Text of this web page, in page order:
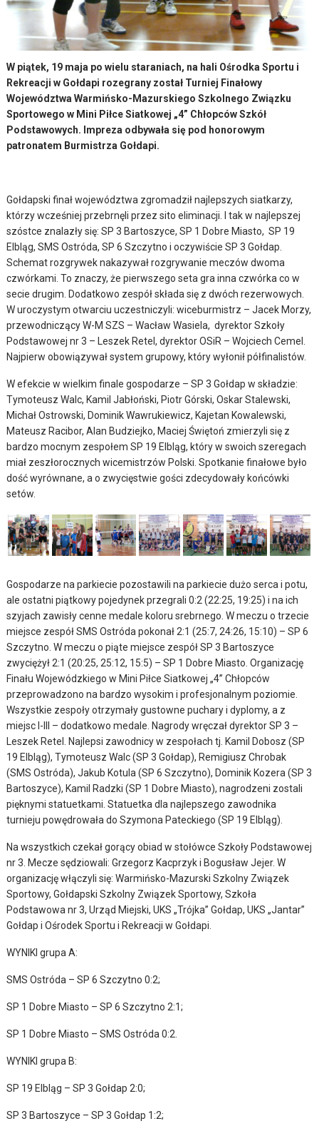
W piątek, 19 maja po wielu staraniach, na hali Ośrodka Sportu i
Rekreacji w Gołdapi rozegrany został Turniej Finałowy
Województwa Warmińsko-Mazurskiego Szkolnego Związku
Sportowego w Mini Piłce Siatkowej „4” Chłopców Szkół
Podstawowych. Impreza odbywała się pod honorowym
patronatem Burmistrza Gołdapi.
Gołdapski finał województwa zgromadził najlepszych siatkarzy,
którzy wcześniej przebrnęli przez sito eliminacji. I tak w najlepszej
szóstce znalazły się: SP 3 Bartoszyce, SP 1 Dobre Miasto, SP 19
Elbląg, SMS Ostróda, SP 6 Szczytno i oczywiście SP 3 Gołdap.
Schemat rozgrywek nakazywał rozgrywanie meczów dwoma
czwórkami. To znaczy, że pierwszego seta gra inna czwórka co w
secie drugim. Dodatkowo zespół składa się z dwóch rezerwowych.
W uroczystym otwarciu uczestniczyli: wiceburmistrz – Jacek Morzy,
przewodniczący W-M SZS – Wacław Wasiela, dyrektor Szkoły
Podstawowej nr 3 – Leszek Retel, dyrektor OSiR – Wojciech Cemel.
Najpierw obowiązywał system grupowy, który wyłonił półfinalistów.
W efekcie w wielkim finale gospodarze – SP 3 Gołdap w składzie:
Tymoteusz Walc, Kamil Jabłoński, Piotr Górski, Oskar Stalewski,
Michał Ostrowski, Dominik Wawrukiewicz, Kajetan Kowalewski,
Mateusz Racibor, Alan Budziejko, Maciej Świętoń zmierzyli się z
bardzo mocnym zespołem SP 19 Elbląg, który w swoich szeregach
miał zeszłorocznych wicemistrzów Polski. Spotkanie finałowe było
dość wyrównane, a o zwycięstwie gości zdecydowały końcówki
setów.
Gospodarze na parkiecie pozostawili na parkiecie dużo serca i potu,
ale ostatni piątkowy pojedynek przegrali 0:2 (22:25, 19:25) i na ich
szyjach zawisły cenne medale koloru srebrnego. W meczu o trzecie
miejsce zespół SMS Ostróda pokonał 2:1 (25:7, 24:26, 15:10) – SP 6
Szczytno. W meczu o piąte miejsce zespół SP 3 Bartoszyce
zwyciężył 2:1 (20:25, 25:12, 15:5) – SP 1 Dobre Miasto. Organizację
Finału Wojewódzkiego w Mini Piłce Siatkowej „4” Chłopców
przeprowadzono na bardzo wysokim i profesjonalnym poziomie.
Wszystkie zespoły otrzymały gustowne puchary i dyplomy, a z
miejsc I-III – dodatkowo medale. Nagrody wręczał dyrektor SP 3 –
Leszek Retel. Najlepsi zawodnicy w zespołach tj. Kamil Dobosz (SP
19 Elbląg), Tymoteusz Walc (SP 3 Gołdap), Remigiusz Chrobak
(SMS Ostróda), Jakub Kotula (SP 6 Szczytno), Dominik Kozera (SP 3
Bartoszyce), Kamil Radzki (SP 1 Dobre Miasto), nagrodzeni zostali
pięknymi statuetkami. Statuetka dla najlepszego zawodnika
turnieju powędrowała do Szymona Pateckiego (SP 19 Elbląg).
Na wszystkich czekał gorący obiad w stołówce Szkoły Podstawowej
nr 3. Mecze sędziowali: Grzegorz Kacprzyk i Bogusław Jejer. W
organizację włączyli się: Warmińsko-Mazurski Szkolny Związek
Sportowy, Gołdapski Szkolny Związek Sportowy, Szkoła
Podstawowa nr 3, Urząd Miejski, UKS „Trójka” Gołdap, UKS „Jantar”
Gołdap i Ośrodek Sportu i Rekreacji w Gołdapi.
WYNIKI grupa A:
SMS Ostróda – SP 6 Szczytno 0:2;
SP 1 Dobre Miasto – SP 6 Szczytno 2:1;
SP 1 Dobre Miasto – SMS Ostróda 0:2.
WYNIKI grupa B:
SP 19 Elbląg – SP 3 Gołdap 2:0;
SP 3 Bartoszyce – SP 3 Gołdap 1:2;